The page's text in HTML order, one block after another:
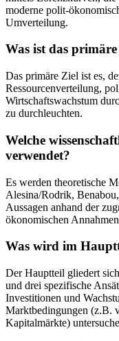
moderne polit-
Umverteilung.
Was ist das
Das primäre Ziel ist es,
Ressourcenverteilung,
Wirtschaftswachstum
zu durchleuchten.
Welche
verwendet?
Es werden theoretische
Alesina/Rodrik,
Aussagen anhand der
ökonomischen
Was wird im
Der Hauptteil gliedert
und drei spezifische
Investitionen und
Marktbedingungen (z.B.
Kapitalmärkte)